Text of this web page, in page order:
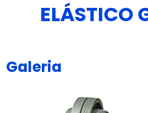
ELÁSTICO
Galeria